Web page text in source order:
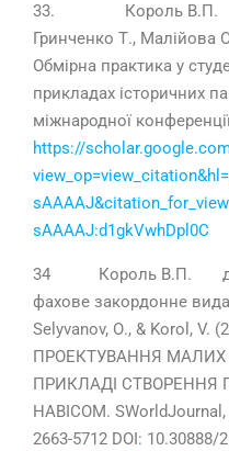
33. Король В.П.
Гринченко Т., Малійова
Обмірна практика у
прикладах історичних
міжнародної
https://
sAAAAJ:d1gkVwhDpl0C
34 Король В.П.
фахове закордонне
Selyvanov, О., & Korol, V.
ПРОЕКТУВАННЯ МАЛИХ
ПРИКЛАДІ СТВОРЕННЯ
НАВІСОМ. SWorldJournal,
2663-5712 DOI: